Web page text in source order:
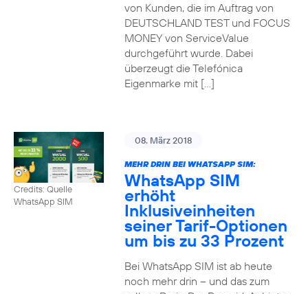
von Kunden, die im Auftrag von
DEUTSCHLAND TEST und FOCUS
MONEY von ServiceValue
durchgeführt wurde. Dabei
überzeugt die Telefónica
Eigenmarke mit […]
Credits: Quelle
WhatsApp SIM
08. März 2018
MEHR DRIN BEI WHATSAPP SIM:
WhatsApp SIM
erhöht
Inklusiveinheiten
seiner Tarif-Optionen
um bis zu 33 Prozent
Bei WhatsApp SIM ist ab heute
noch mehr drin – und das zum